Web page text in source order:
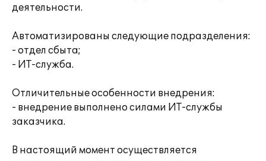
деятельности.
Автоматизированы следующие подразделения:
- отдел сбыта;
- ИТ-служба.
Отличительные особенности внедрения:
- внедрение выполнено силами ИТ-службы
заказчика.
В настоящий момент осуществляется